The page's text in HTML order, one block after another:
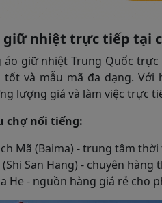
giữ nhiệt trực tiếp tại
áo giữ nhiệt Trung Quốc
tốt và mẫu mã đa dạng.
lượng giá và làm việc trực
chợ nổi tiếng:
Mã (Baima) - trung tâm
(Shi San Hang) - chuyên
He - nguồn hàng giá rẻ cho